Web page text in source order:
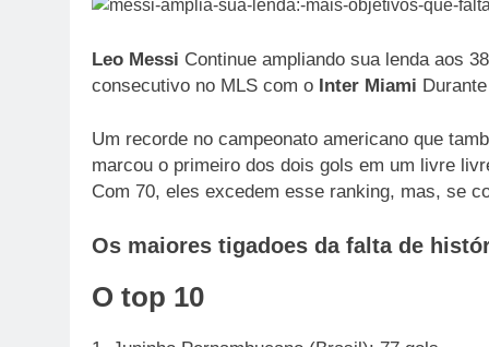
Leo Messi Continue ampliando sua lenda aos
consecutivo no MLS com o Inter Miami
Um recorde no campeonato americano que
marcou o primeiro dos dois gols em um livre
Com 70, eles excedem esse ranking, mas, se
Os maiores tigadoes da falta de
O top 10